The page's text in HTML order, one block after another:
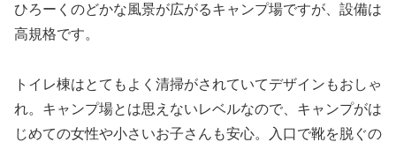
ひろーくのどかな風景が広がるキャンプ場ですが、設備は
高規格です。
トイレ棟はとてもよく清掃がされていてデザインもおしゃ
れ。キャンプ場とは思えないレベルなので、キャンプがは
じめての女性や小さいお子さんも安心。入口で靴を脱ぐの